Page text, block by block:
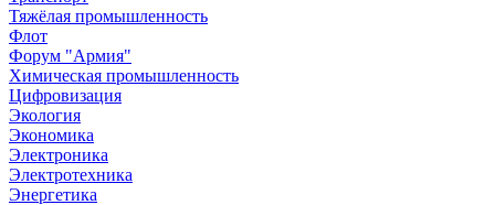
Тяжёлая промышленность
Флот
Форум "Армия"
Химическая промышленность
Цифровизация
Экология
Экономика
Электроника
Электротехника
Энергетика